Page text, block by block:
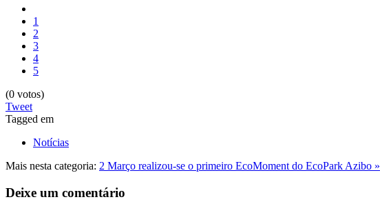
1
2
3
4
5
(0 votos)
Tweet
Tagged em
Notícias
Mais nesta categoria: 2 Março realizou-se o primeiro EcoMoment do EcoPark Azibo »
Deixe um comentário